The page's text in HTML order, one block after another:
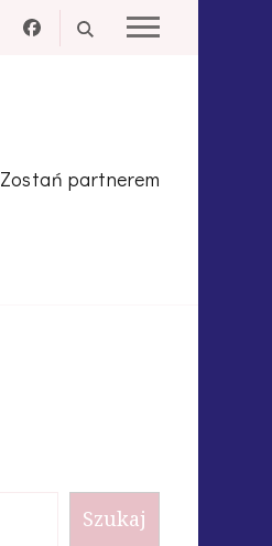
Zostań partnerem
Szukaj